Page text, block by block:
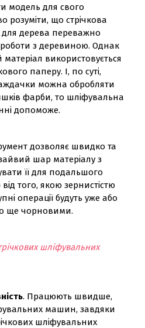
модель для свого
розуміти, що стрічкова
дерева переважно
роботи з деревиною. Однак
використовується
паперу. І, по суті,
можна обробляти
фарби, то шліфувальна
допоможе.
дозволяє швидко та
шар матеріалу з
її для подальшого
того, якою зернистістю
операції будуть уже або
ще чорновими.
шліфувальних
. Працюють швидше,
машин, завдяки
шліфувальних